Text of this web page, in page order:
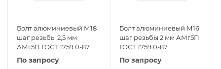
Болт алюминиевый М18
шаг резьбы 2,5 мм
АМг5П ГОСТ 1759.0-87
По запросу
Болт алюминиевый М16
шаг резьбы 2 мм АМг5П
ГОСТ 1759.0-87
По запросу